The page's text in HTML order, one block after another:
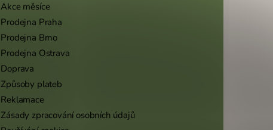
Akce měsíce
Prodejna Praha
Prodejna Brno
Prodejna Ostrava
Doprava
Způsoby plateb
Reklamace
Zásady zpracování osobních údajů